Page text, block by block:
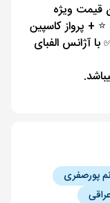
4 شب و 5 روز ارزان قیمت ویژه
هتل های 3 تا 5 ستاره ⭐️ + پرواز کاسپین
آژانس الفبای
پورصفری